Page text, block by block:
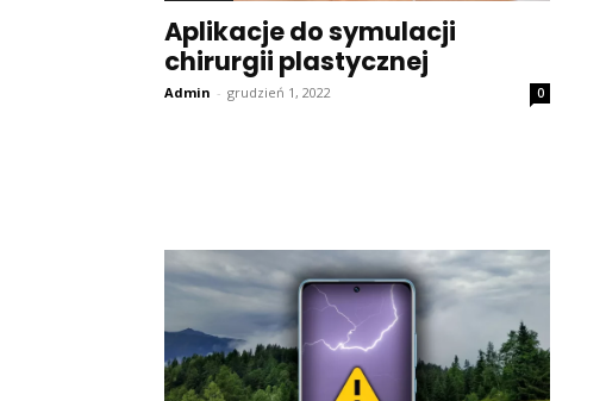
Aplikacje do symulacji
chirurgii plastycznej
Admin - grudzień 1, 2022 0